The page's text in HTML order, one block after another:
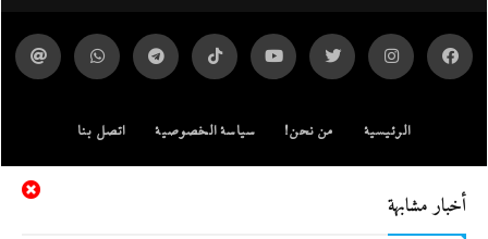
أخبار مشابهة
الرئيسية من نحن! سياسة الخصوصية اتصل بنا